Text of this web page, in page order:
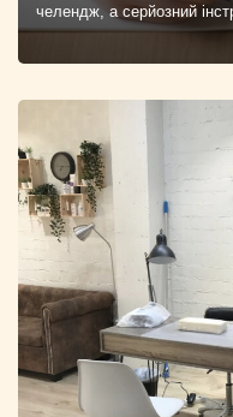
челендж, а серйозний